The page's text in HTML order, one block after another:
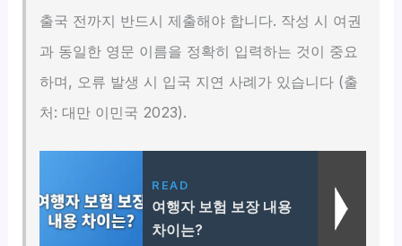
출국 전까지 반드시 제출해야 합니다. 작성 시 여권
과 동일한 영문 이름을 정확히 입력하는 것이 중요
하며, 오류 발생 시 입국 지연 사례가 있습니다 (출
처: 대만 이민국 2023).
READ
여행자 보험 보장 내용
차이는?